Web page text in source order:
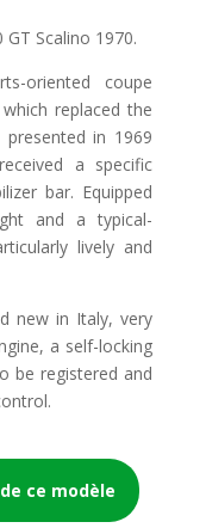
Scalino 1970.
oriented coupe
replaced the
presented in 1969
a specific
bar. Equipped
and a typical-
lively and
new in Italy, very
a self-locking
be registered and
ce modèle